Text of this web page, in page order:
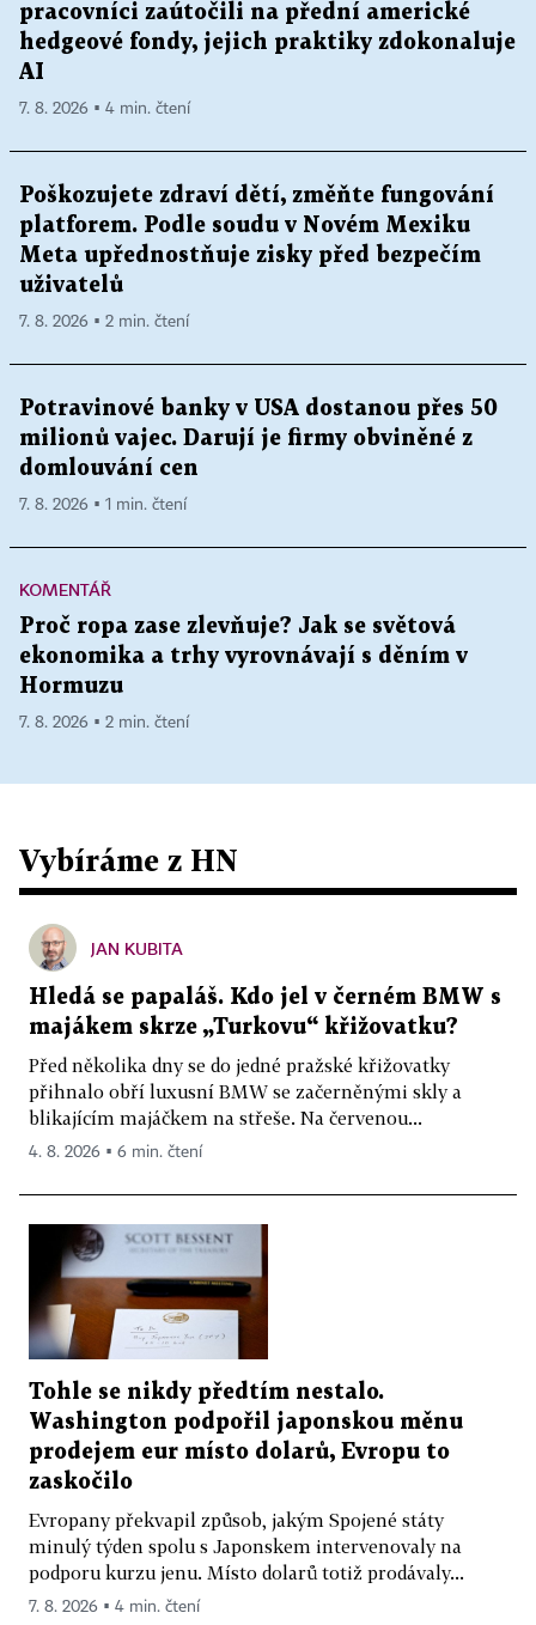
pracovníci zaútočili na přední americké
hedgeové fondy, jejich praktiky zdokonaluje
AI
7. 8. 2026 ▪ 4 min. čtení
Poškozujete zdraví dětí, změňte fungování
platforem. Podle soudu v Novém Mexiku
Meta upřednostňuje zisky před bezpečím
uživatelů
7. 8. 2026 ▪ 2 min. čtení
Potravinové banky v USA dostanou přes 50
milionů vajec. Darují je firmy obviněné z
domlouvání cen
7. 8. 2026 ▪ 1 min. čtení
KOMENTÁŘ
Proč ropa zase zlevňuje? Jak se světová
ekonomika a trhy vyrovnávají s děním v
Hormuzu
7. 8. 2026 ▪ 2 min. čtení
Vybíráme z HN
JAN KUBITA
Hledá se papaláš. Kdo jel v černém BMW s
majákem skrze „Turkovu“ křižovatku?
Před několika dny se do jedné pražské křižovatky
přihnalo obří luxusní BMW se začerněnými skly a
blikajícím majáčkem na střeše. Na červenou...
4. 8. 2026 ▪ 6 min. čtení
Tohle se nikdy předtím nestalo.
Washington podpořil japonskou měnu
prodejem eur místo dolarů, Evropu to
zaskočilo
Evropany překvapil způsob, jakým Spojené státy
minulý týden spolu s Japonskem intervenovaly na
podporu kurzu jenu. Místo dolarů totiž prodávaly...
7. 8. 2026 ▪ 4 min. čtení